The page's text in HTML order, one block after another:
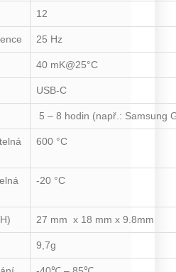
12
25 Hz
40 mK@25°C
USB-C
5 – 8 hodin (např.: Samsung
600 °C
-20 °C
27 mm x 18 mm x 9.8mm
9,7g